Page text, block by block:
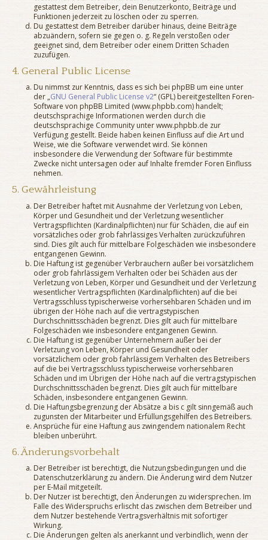
gestattest dem Betreiber, dein Benutzerkonto, Beiträge und
Funktionen jederzeit zu löschen oder zu sperren.
Du gestattest dem Betreiber darüber hinaus, deine Beiträge
abzuändern, sofern sie gegen o. g. Regeln verstoßen oder
geeignet sind, dem Betreiber oder einem Dritten Schaden
zuzufügen.
4. General Public License
Du nimmst zur Kenntnis, dass es sich bei phpBB um eine unter
der „GNU General Public License v2“ (GPL) bereitgestellten Foren-
Software von phpBB Limited (www.phpbb.com) handelt;
deutschsprachige Informationen werden durch die
deutschsprachige Community unter www.phpbb.de zur
Verfügung gestellt. Beide haben keinen Einfluss auf die Art und
Weise, wie die Software verwendet wird. Sie können
insbesondere die Verwendung der Software für bestimmte
Zwecke nicht untersagen oder auf Inhalte fremder Foren Einfluss
nehmen.
5. Gewährleistung
Der Betreiber haftet mit Ausnahme der Verletzung von Leben,
Körper und Gesundheit und der Verletzung wesentlicher
Vertragspflichten (Kardinalpflichten) nur für Schäden, die auf ein
vorsätzliches oder grob fahrlässiges Verhalten zurückzuführen
sind. Dies gilt auch für mittelbare Folgeschäden wie insbesondere
entgangenen Gewinn.
Die Haftung ist gegenüber Verbrauchern außer bei vorsätzlichem
oder grob fahrlässigem Verhalten oder bei Schäden aus der
Verletzung von Leben, Körper und Gesundheit und der Verletzung
wesentlicher Vertragspflichten (Kardinalpflichten) auf die bei
Vertragsschluss typischerweise vorhersehbaren Schäden und im
übrigen der Höhe nach auf die vertragstypischen
Durchschnittsschäden begrenzt. Dies gilt auch für mittelbare
Folgeschäden wie insbesondere entgangenen Gewinn.
Die Haftung ist gegenüber Unternehmern außer bei der
Verletzung von Leben, Körper und Gesundheit oder
vorsätzlichem oder grob fahrlässigem Verhalten des Betreibers
auf die bei Vertragsschluss typischerweise vorhersehbaren
Schäden und im Übrigen der Höhe nach auf die vertragstypischen
Durchschnittsschäden begrenzt. Dies gilt auch für mittelbare
Schäden, insbesondere entgangenen Gewinn.
Die Haftungsbegrenzung der Absätze a bis c gilt sinngemäß auch
zugunsten der Mitarbeiter und Erfüllungsgehilfen des Betreibers.
Ansprüche für eine Haftung aus zwingendem nationalem Recht
bleiben unberührt.
6. Änderungsvorbehalt
Der Betreiber ist berechtigt, die Nutzungsbedingungen und die
Datenschutzerklärung zu ändern. Die Änderung wird dem Nutzer
per E-Mail mitgeteilt.
Der Nutzer ist berechtigt, den Änderungen zu widersprechen. Im
Falle des Widerspruchs erlischt das zwischen dem Betreiber und
dem Nutzer bestehende Vertragsverhältnis mit sofortiger
Wirkung.
Die Änderungen gelten als anerkannt und verbindlich, wenn der